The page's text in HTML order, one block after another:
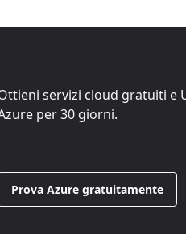
servizi cloud gratuiti e
per 30 giorni.
Prova Azure gratuitamente